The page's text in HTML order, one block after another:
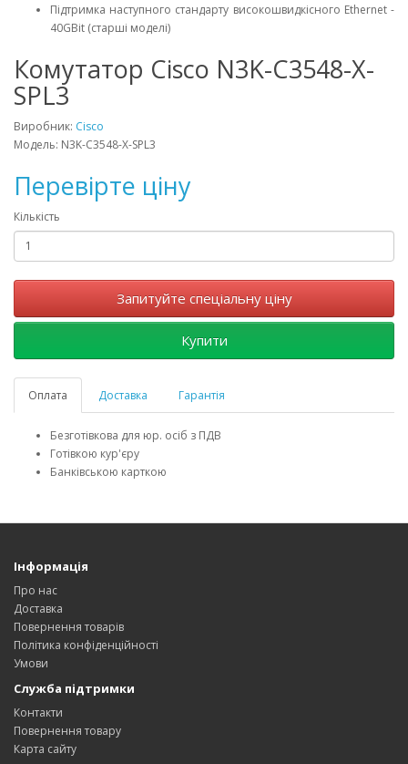
Підтримка наступного стандарту високошвидкісного Ethernet -
40GBit (старші моделі)
Комутатор Cisco N3K-C3548-X-
SPL3
Виробник: Cisco
Модель: N3K-C3548-X-SPL3
Перевірте ціну
Кількість
Запитуйте спеціальну ціну
Купити
Оплата Доставка Гарантія
Безготівкова для юр. осіб з ПДВ
Готівкою кур'єру
Банківською карткою
Інформація
Про нас
Доставка
Повернення товарів
Політика конфіденційності
Умови
Служба підтримки
Контакти
Повернення товару
Карта сайту